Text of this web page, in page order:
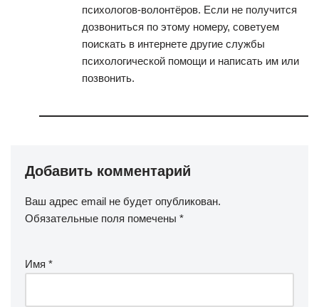
психологов-волонтёров. Если не получится
дозвониться по этому номеру, советуем
поискать в интернете другие службы
психологической помощи и написать им или
позвонить.
Добавить комментарий
Ваш адрес email не будет опубликован.
Обязательные поля помечены *
Имя *